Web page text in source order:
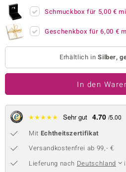
Collection
Collection
Schmuckbox für 5,00 €
Geschenkbox für6,00 €
Erhältlich inSilber,
In den
★★★★★ Sehr gut 4.70 /5.00
Mit Echtheitszertifikat
Versandkostenfrei ab 99,- €
Lieferung nach Deutschland